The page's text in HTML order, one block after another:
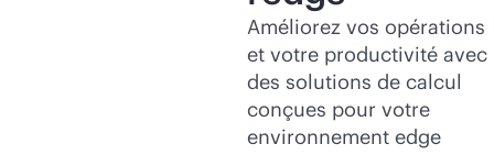
Améliorez vos opérations
et votre productivité avec
des solutions de calcul
conçues pour votre
environnement edge